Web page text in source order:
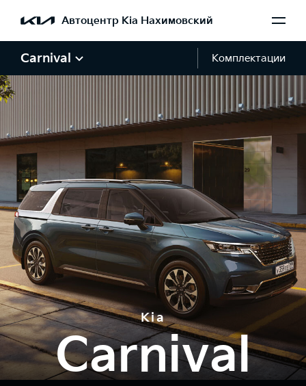
Автоцентр Kia Нахимовский
Carnival Комплектации
Галерея Carnival
Kia
Carnival